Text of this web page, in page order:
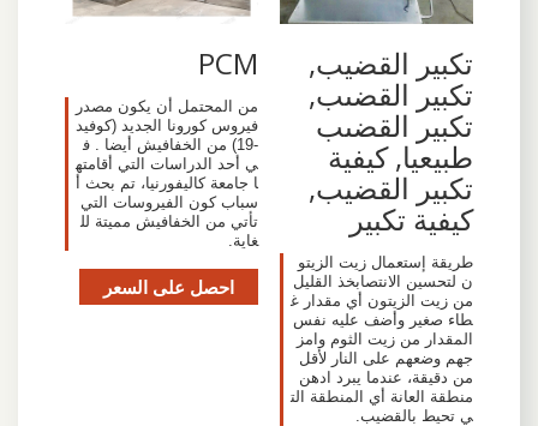
تكبير القضيب,
تكبير القضىب,
تكبير القضىب
طبيعيا, كيفية
تكبير القضيب,
كيفية تكبير
طريقة إستعمال زيت الزيتو
ن لتحسين الانتصابخذ القليل
من زيت الزيتون أي مقدار غ
طاء صغير وأضف عليه نفس
المقدار من زيت الثوم وامز
جهم وضعهم على النار لأقل
من دقيقة، عندما يبرد ادهن
منطقة العانة أي المنطقة الت
ي تحيط بالقضيب.
PCM
من المحتمل أن يكون مصدر
فيروس كورونا الجديد (كوفيد
-19) من الخفافيش أيضا . ف
ي أحد الدراسات التي أقامته
ا جامعة كاليفورنيا، تم بحث أ
سباب كون الفيروسات التي
تأتي من الخفافيش مميتة لل
غاية.
احصل على السعر